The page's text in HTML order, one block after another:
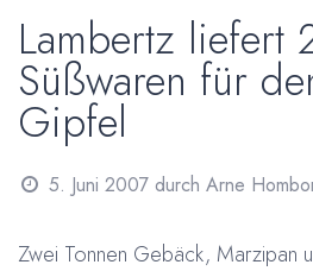
Lambertz liefert
Süßwaren für
Gipfel
5. Juni 2007 durch Arne
Zwei Tonnen Gebäck, Marzipan